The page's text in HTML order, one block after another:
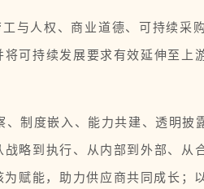
与人权、商业道德、可持续采
可持续发展要求有效延伸至
制度嵌入、能力共建、透明披
略到执行、从内部到外部、
赋能，助力供应商共同成长